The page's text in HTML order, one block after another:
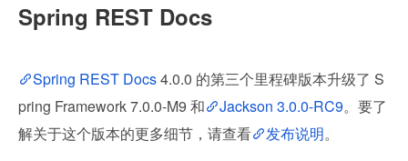
Spring REST Docs
Spring REST Docs 4.0.0 的第三个里程碑版本升级了 S
pring Framework 7.0.0-M9 和
Jackson 3.0.0-RC9。要了
解关于这个版本的更多细节，请查看
发布说明。